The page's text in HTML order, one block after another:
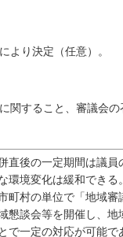
より決定（任意）。
関すること、審議会
直後の一定期間は議員
環境変化は緩和できる。
町村の単位で「地域
懇談会等を開催し、地
で一定の対応が可能で